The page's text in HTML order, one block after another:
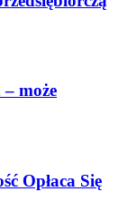
może
Opłaca Się